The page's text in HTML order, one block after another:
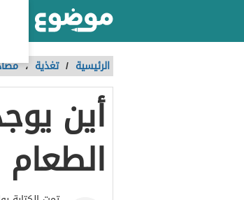
الرئيسية / تغذية ،
أين
الطعام